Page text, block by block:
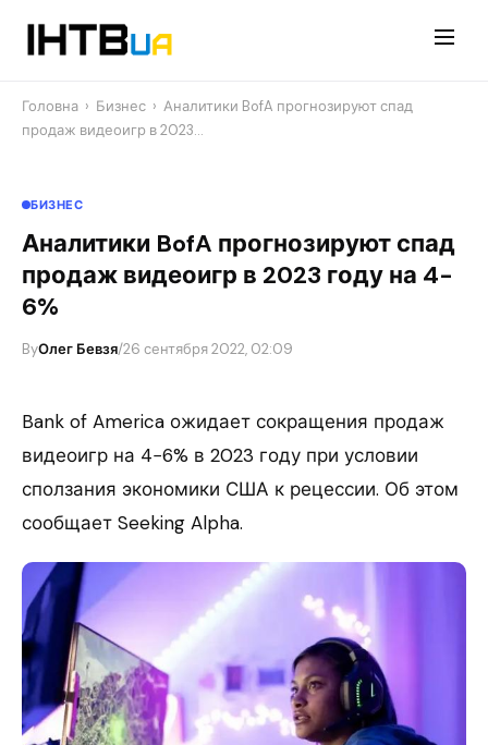
Головна › Бизнес › Аналитики BofA прогнозируют спад
продаж видеоигр в 2023…
БИЗНЕС
Аналитики BofA прогнозируют спад
продаж видеоигр в 2023 году на 4-
6%
ByОлег Бевзя/26 сентября 2022, 02:09
Bank of America ожидает сокращения продаж
видеоигр на 4−6% в 2023 году при условии
сползания экономики США к рецессии. Об этом
сообщает Seeking Alpha.